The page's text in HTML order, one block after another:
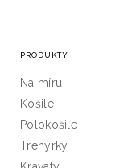
PRODUKTY
Na míru
Košile
Polokošile
Trenýrky